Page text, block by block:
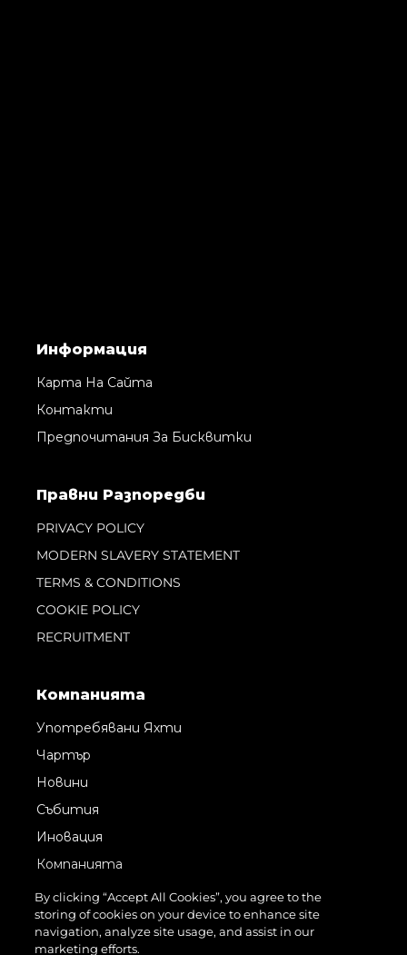
Информация
Карта На Сайта
Контакти
Предпочитания За Бисквитки
Правни Pазпоредби
PRIVACY POLICY
MODERN SLAVERY STATEMENT
TERMS & CONDITIONS
COOKIE POLICY
RECRUITMENT
Компанията
Употребявани Яхти
Чартър
Новини
Събития
Иновация
Компанията
Екипът
Лайфстайл
Наследство
By clicking “Accept All Cookies”, you agree to the
storing of cookies on your device to enhance site
navigation, analyze site usage, and assist in our
marketing efforts.